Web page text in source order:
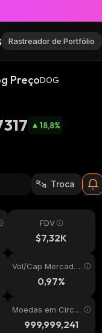
Rastreador de Portfólio
PreçoDOG
18,8%
Troca
FDV
$7,32K
Vol/Cap Mercado
0,97%
Moedas em Circul
ação999,999,241